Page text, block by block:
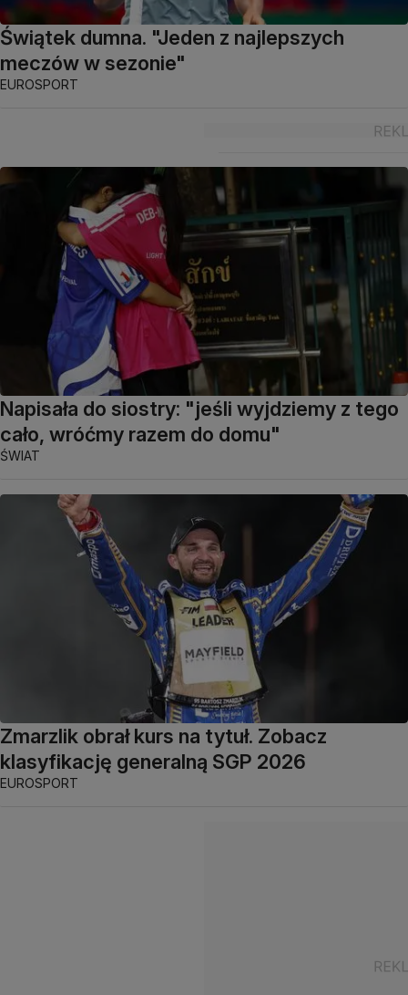
Świątek dumna. "Jeden z najlepszych
meczów w sezonie"
EUROSPORT
Napisała do siostry: "jeśli wyjdziemy z tego
cało, wróćmy razem do domu"
ŚWIAT
Zmarzlik obrał kurs na tytuł. Zobacz
klasyfikację generalną SGP 2026
EUROSPORT